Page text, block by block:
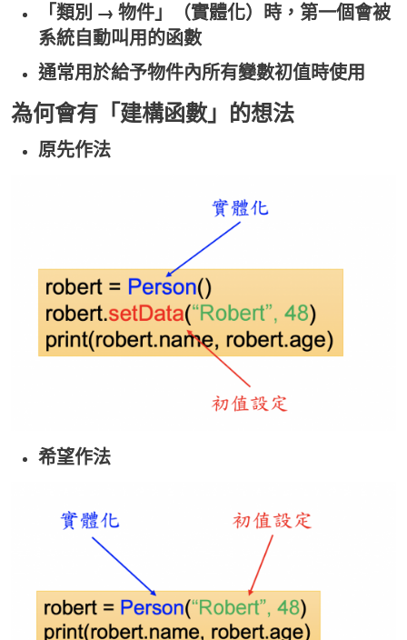
「類別 → 物件」（實體化）時，第一個會被
系統自動叫用的函數
通常用於給予物件內所有變數初值時使用
為何會有「建構函數」的想法
原先作法
希望作法